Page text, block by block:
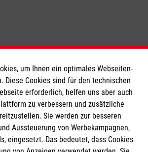
um Ihnen ein optimales Webseiten-
Diese Cookies sind für den technischen
erforderlich, helfen uns aber auch
zu verbessern und zusätzliche
Sie werden zur besseren
Aussteuerung von Werbekampagnen,
eingesetzt. Das bedeutet, dass Cookies